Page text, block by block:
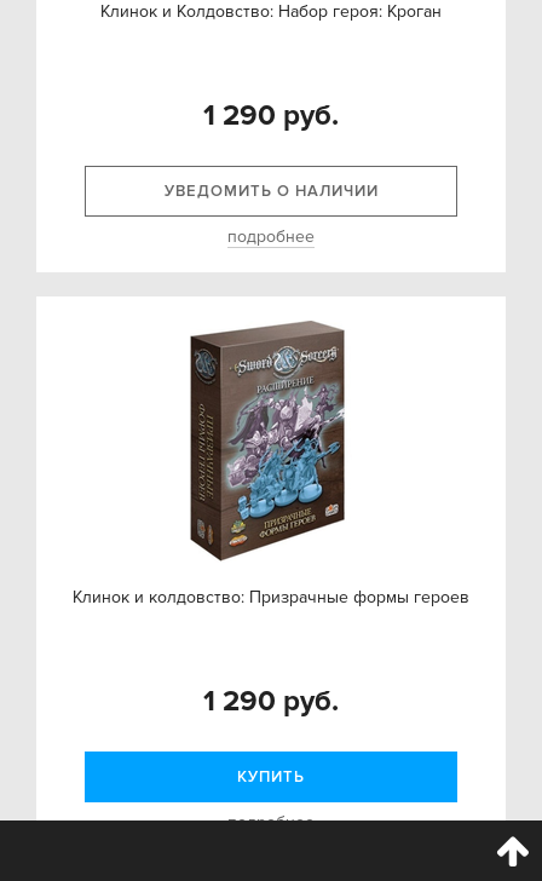
Клинок и Колдовство: Набор героя: Кроган
1 290 руб.
УВЕДОМИТЬ О НАЛИЧИИ
подробнее
Клинок и колдовство: Призрачные формы героев
1 290 руб.
КУПИТЬ
подробнее